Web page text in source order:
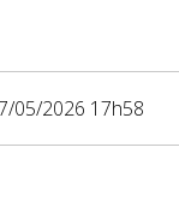
05/2026 17h58